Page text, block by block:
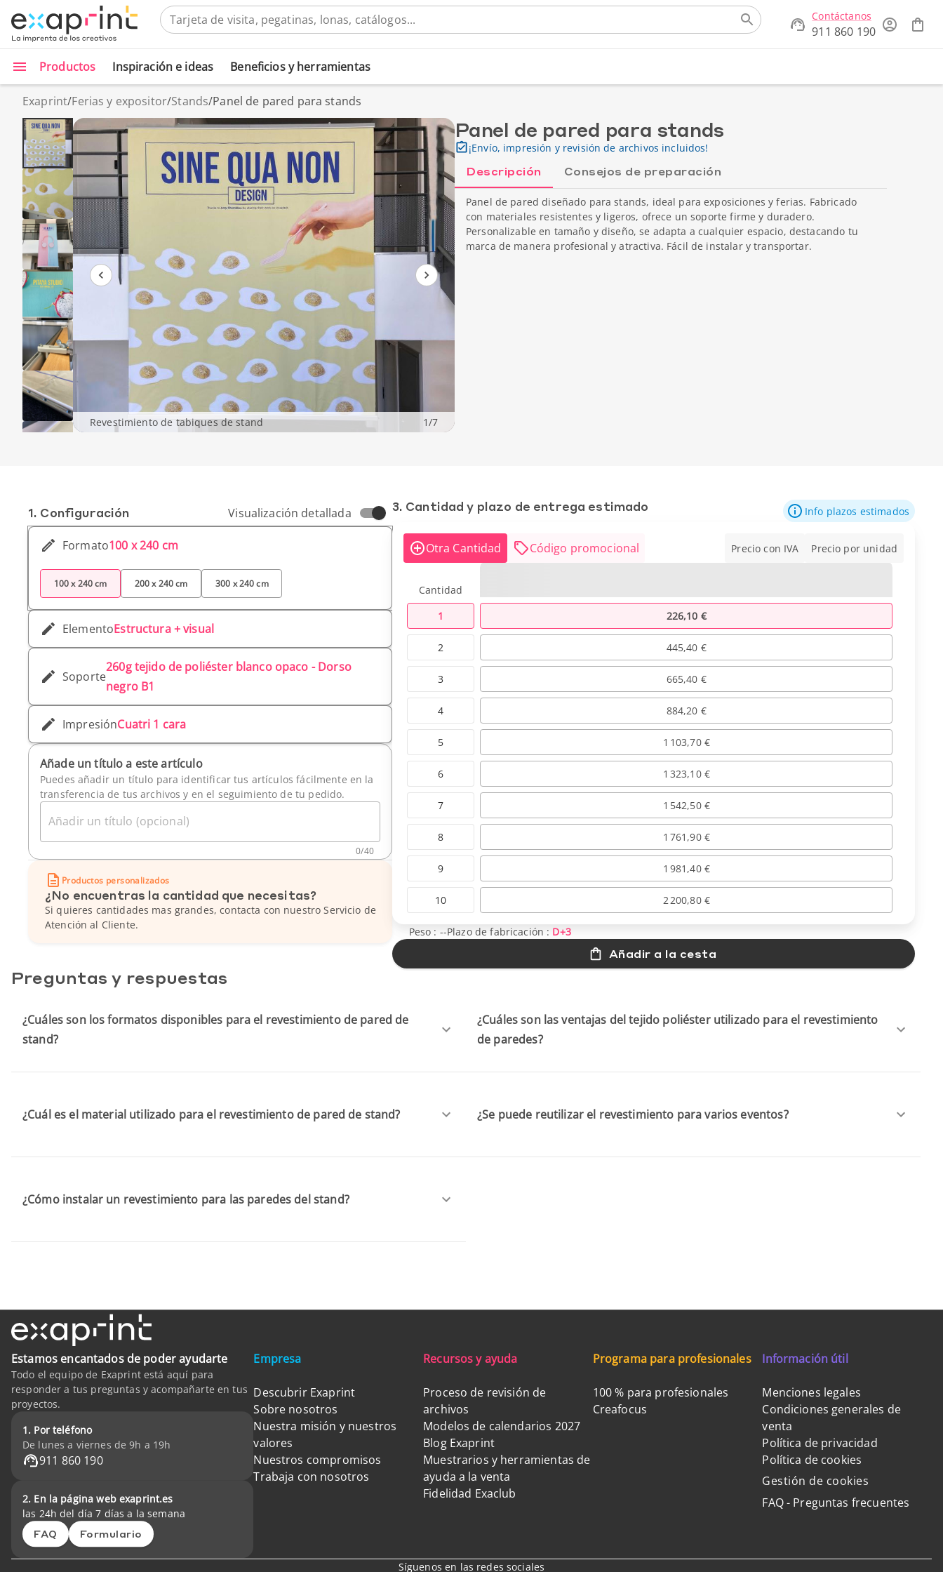
Contáctanos
911 860 190
Productos Inspiración e ideas Beneficios y herramientas
Exaprint/Ferias y expositor/Stands/Panel de pared para stands
Revestimiento de tabiques de stand 1/7
Panel de pared para stands
¡Envío, impresión y revisión de archivos incluidos!
Descripción Consejos de preparación
Panel de pared diseñado para stands, ideal para exposiciones y ferias. Fabricado
con materiales resistentes y ligeros, ofrece un soporte firme y duradero.
Personalizable en tamaño y diseño, se adapta a cualquier espacio, destacando tu
marca de manera profesional y atractiva. Fácil de instalar y transportar.
1. Conf­iguración Visualización detallada
Formato100 x 240 cm
100 x 240 cm 200 x 240 cm 300 x 240 cm
ElementoEstructura + visual
Soporte
260g tejido de poliéster blanco opaco - Dorso
negro B1
ImpresiónCuatri 1 cara
Añade un título a este artículo
Puedes añadir un título para identificar tus artículos fácilmente en la
transferencia de tus archivos y en el seguimiento de tu pedido.
Añadir un título (opcional)
0/40
Productos personalizados
¿No encuentras la cantidad que necesitas?
Si quieres cantidades mas grandes, contacta con nuestro Servicio de
Atención al Cliente.
3. Cantidad y plazo de entrega estimado Info plazos estimados
Otra Cantidad Código promocional Precio con IVA Precio por unidad
Cantidad
1
2
3
4
5
6
7
8
9
10
226,10 €
445,40 €
665,40 €
884,20 €
1 103,70 €
1 323,10 €
1 542,50 €
1 761,90 €
1 981,40 €
2 200,80 €
Peso : --Plazo de fabricación : D+3
Añadir a la cesta
Preguntas y respuestas
¿Cuáles son los formatos disponibles para el revestimiento de pared de
stand?
¿Cuál es el material utilizado para el revestimiento de pared de stand?
¿Cómo instalar un revestimiento para las paredes del stand?
¿Cuáles son las ventajas del tejido poliéster utilizado para el revestimiento
de paredes?
¿Se puede reutilizar el revestimiento para varios eventos?
Estamos encantados de poder ayudarte
Todo el equipo de Exaprint está aquí para
responder a tus preguntas y acompañarte en tus
proyectos.
1. Por teléfono
De lunes a viernes de 9h a 19h
911 860 190
2. En la página web exaprint.es
las 24h del día 7 días a la semana
FAQ Formulario
Empresa
Descubrir Exaprint
Sobre nosotros
Nuestra misión y nuestros
valores
Nuestros compromisos
Trabaja con nosotros
Recursos y ayuda
Proceso de revisión de
archivos
Modelos de calendarios 2027
Blog Exaprint
Muestrarios y herramientas de
ayuda a la venta
Fidelidad Exaclub
Programa para profesionales
100 % para profesionales
Creafocus
Información útil
Menciones legales
Condiciones generales de
venta
Política de privacidad
Política de cookies
Gestión de cookies
FAQ - Preguntas frecuentes
Síguenos en las redes sociales